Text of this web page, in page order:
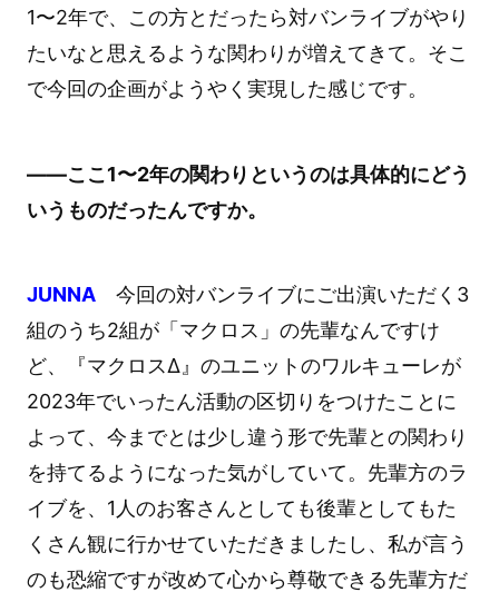
1〜2年で、この方とだったら対バンライブがやり
たいなと思えるような関わりが増えてきて。そこ
で今回の企画がようやく実現した感じです。
――ここ1〜2年の関わりというのは具体的にどう
いうものだったんですか。
JUNNA今回の対バンライブにご出演いただく3
組のうち2組が「マクロス」の先輩なんですけ
ど、『マクロスΔ』のユニットのワルキューレが
2023年でいったん活動の区切りをつけたことに
よって、今までとは少し違う形で先輩との関わり
を持てるようになった気がしていて。先輩方のラ
イブを、1人のお客さんとしても後輩としてもた
くさん観に行かせていただきましたし、私が言う
のも恐縮ですが改めて心から尊敬できる先輩方だ